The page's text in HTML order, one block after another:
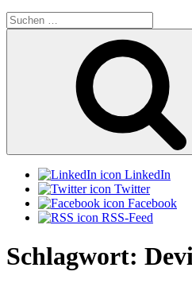
Suchen
nach:
LinkedIn
Twitter
Facebook
RSS-Feed
Schlagwort: